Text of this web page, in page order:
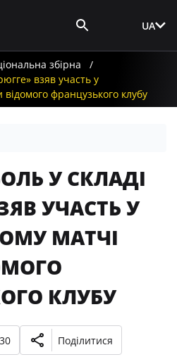
UA
збірна
взяв участь у
французького клубу
У СКЛАДІ
УЧАСТЬ У
МАТЧІ
КЛУБУ
Поділитися